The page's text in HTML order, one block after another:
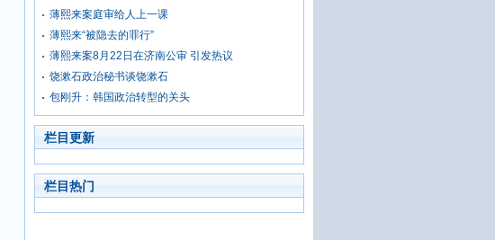
薄熙来案庭审给人上一课
薄熙来“被隐去的罪行”
薄熙来案8月22日在济南公审 引发热议
饶漱石政治秘书谈饶漱石
包刚升：韩国政治转型的关头
栏目更新
栏目热门